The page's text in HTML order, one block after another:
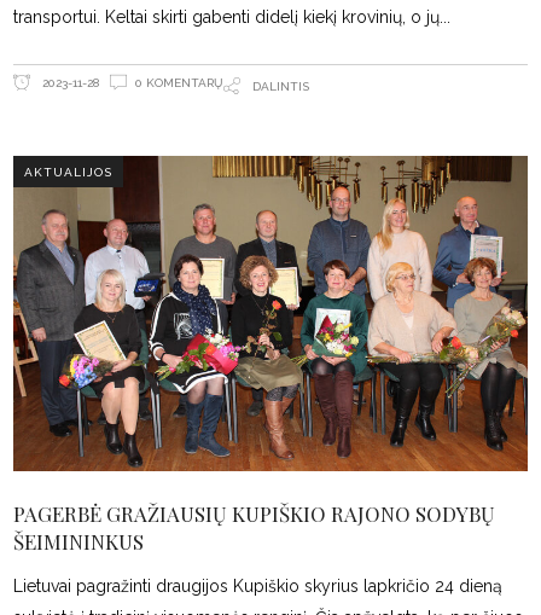
transportui. Keltai skirti gabenti didelį kiekį krovinių, o jų
2023-11-28 0 KOMENTARŲ DALINTIS
AKTUALIJOS
PAGERBĖ GRAŽIAUSIŲ KUPIŠKIO RAJONO SODYBŲ
ŠEIMININKUS
Lietuvai pagražinti draugijos Kupiškio skyrius lapkričio 24 dieną